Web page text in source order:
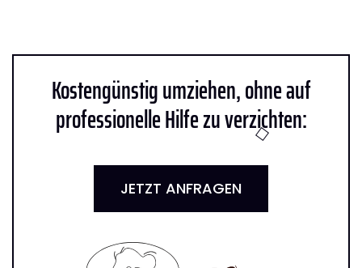
Kostengünstig umziehen, ohne auf
professionelle Hilfe zu verzichten:
JETZT ANFRAGEN